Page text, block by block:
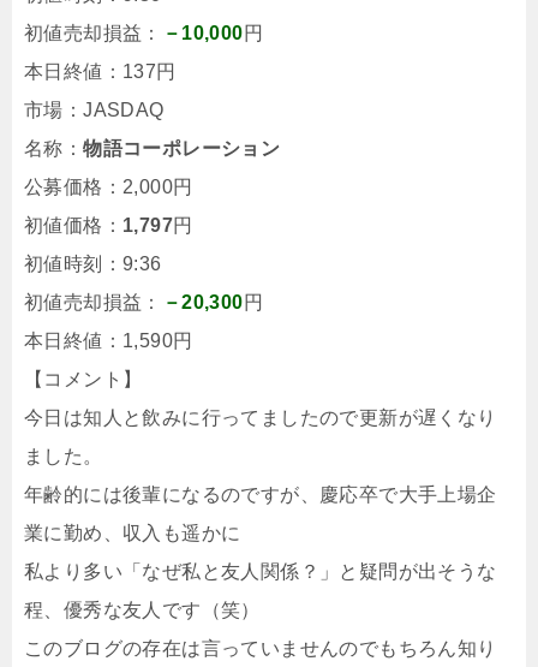
初値売却損益：
－10,000 円
本日終値：137円
市場：JASDAQ
名称：物語コーポレーション
公募価格：2,000円
初値価格： 1,797円
初値時刻：9:36
初値売却損益：
－20,300 円
本日終値：1,590円
【コメント】
今日は知人と飲みに行ってましたので更新が遅くなり
ました。
年齢的には後輩になるのですが、慶応卒で大手上場企
業に勤め、収入も遥かに
私より多い「なぜ私と友人関係？」と疑問が出そうな
程、優秀な友人です（笑）
このブログの存在は言っていませんのでもちろん知り